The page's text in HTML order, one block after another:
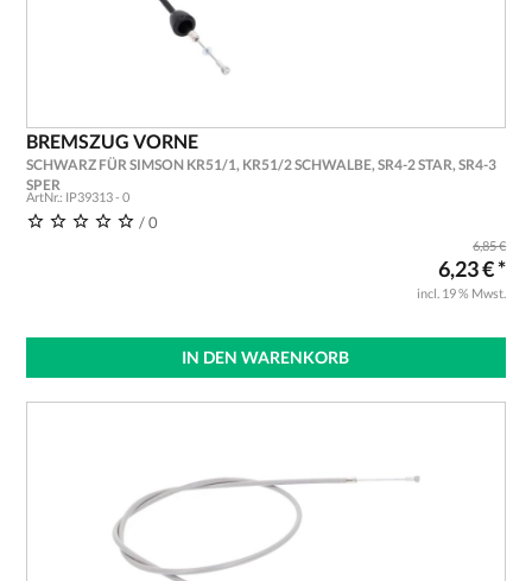
BREMSZUG VORNE
SCHWARZ FÜR SIMSON KR51/1, KR51/2 SCHWALBE, SR4-2 STAR, SR4-3
SPER
ArtNr.: IP39313 - 0
/ 0
6,85 €
6,23 € *
incl. 19 % Mwst.
IN DEN WARENKORB